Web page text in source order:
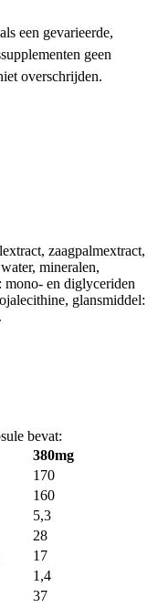
een gevarieerde,
geen
overschrijden.
zaagpalmextract,
mineralen,
mono- en diglyceriden
glansmiddel:
bevat:
380mg
170
160
5,3
28
17
1,4
37